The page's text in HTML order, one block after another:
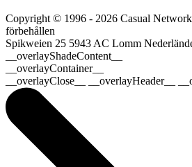
Copyright © 1996 - 2026 Casual
förbehållen
Spikweien 25 5943 AC Lomm
__overlayShadeContent__
__overlayContainer__
__overlayClose__ __overlayHeader__